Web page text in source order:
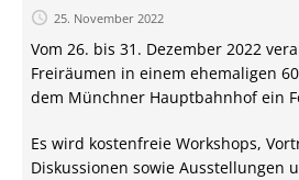
25. November 2022
Vom 26. bis 31. Dezember 2022
Freiräumen in einem ehemaligen
dem Münchner Hauptbahnhof ein
Es wird kostenfreie Workshops,
Diskussionen sowie Ausstellungen